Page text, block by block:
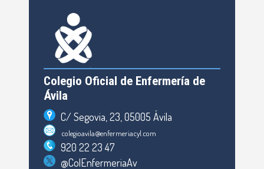
Colegio Oficial de Enfermería de
Ávila
C/ Segovia, 23, 05005 Ávila
colegioavila@enfermeriacyl.com
920 22 23 47
@ColEnfermeriaAv